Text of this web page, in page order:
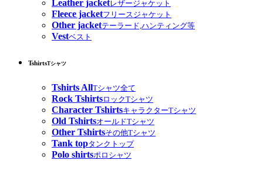
Leather jacketレザージャケット
Fleece jacketフリースジャケット
Other jacketテーラード,ハンティング等
Vestベスト
TshirtsTシャツ
Tshirts AllTシャツ全て
Rock TshirtsロックTシャツ
Character TshirtsキャラクターTシャツ
Old TshirtsオールドTシャツ
Other Tshirtsその他Tシャツ
Tank topタンクトップ
Polo shirtsポロシャツ